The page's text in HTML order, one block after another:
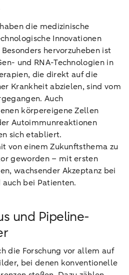
die medizinische
Innovationen
hervorzuheben ist
und RNA-Technologien in
die direkt auf die
Krankheit abzielen, sind vom
Auch
körpereigene Zellen
Autoimmunreaktionen
sich etabliert.
von einem Zukunftsthema zu
geworden – mit ersten
wachsender Akzeptanz bei
bei Patienten.
und Pipeline-
die Forschung vor allem auf
bei denen konventionelle